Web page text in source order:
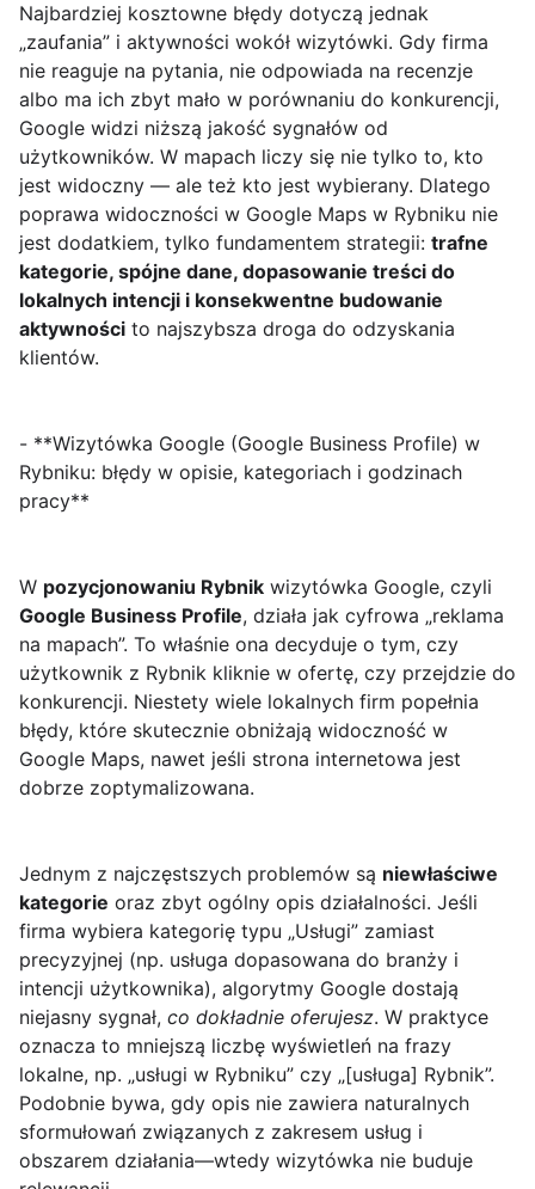
Najbardziej kosztowne błędy dotyczą jednak
„zaufania” i aktywności wokół wizytówki. Gdy firma
nie reaguje na pytania, nie odpowiada na recenzje
albo ma ich zbyt mało w porównaniu do konkurencji,
Google widzi niższą jakość sygnałów od
użytkowników. W mapach liczy się nie tylko to, kto
jest widoczny — ale też kto jest wybierany. Dlatego
poprawa widoczności w Google Maps w Rybniku nie
jest dodatkiem, tylko fundamentem strategii: trafne
kategorie, spójne dane, dopasowanie treści do
lokalnych intencji i konsekwentne budowanie
aktywności to najszybsza droga do odzyskania
klientów.
- **Wizytówka Google (Google Business Profile) w
Rybniku: błędy w opisie, kategoriach i godzinach
pracy**
W pozycjonowaniu Rybnik wizytówka Google, czyli
Google Business Profile, działa jak cyfrowa „reklama
na mapach”. To właśnie ona decyduje o tym, czy
użytkownik z Rybnik kliknie w ofertę, czy przejdzie do
konkurencji. Niestety wiele lokalnych firm popełnia
błędy, które skutecznie obniżają widoczność w
Google Maps, nawet jeśli strona internetowa jest
dobrze zoptymalizowana.
Jednym z najczęstszych problemów są niewłaściwe
kategorie oraz zbyt ogólny opis działalności. Jeśli
firma wybiera kategorię typu „Usługi” zamiast
precyzyjnej (np. usługa dopasowana do branży i
intencji użytkownika), algorytmy Google dostają
niejasny sygnał, co dokładnie oferujesz. W praktyce
oznacza to mniejszą liczbę wyświetleń na frazy
lokalne, np. „usługi w Rybniku” czy „[usługa] Rybnik”.
Podobnie bywa, gdy opis nie zawiera naturalnych
sformułowań związanych z zakresem usług i
obszarem działania—wtedy wizytówka nie buduje